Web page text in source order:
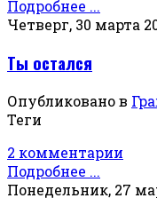
Подробнее ...
Четверг, 30 марта
Ты остался
Опубликовано в
Теги
2 комментарии
Подробнее ...
Понедельник, 27